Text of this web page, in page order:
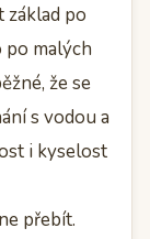
základ po
po malých
že se
s vodou a
i kyselost
přebít.